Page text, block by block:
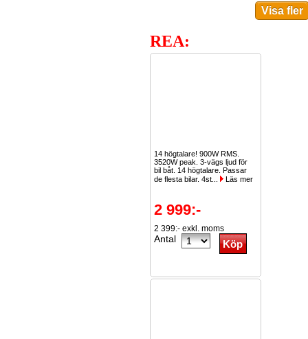
REA:
14 högtalare! 900W RMS.
3520W peak. 3-vägs ljud för
bil båt. 14 högtalare. Passar
de flesta bilar. 4st...
Läs mer
2 999:-
2 399:- exkl. moms
Antal